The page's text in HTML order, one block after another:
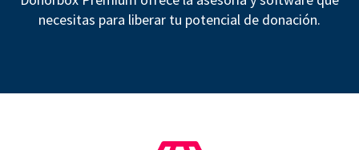
necesitas para liberar tu potencial de donación.